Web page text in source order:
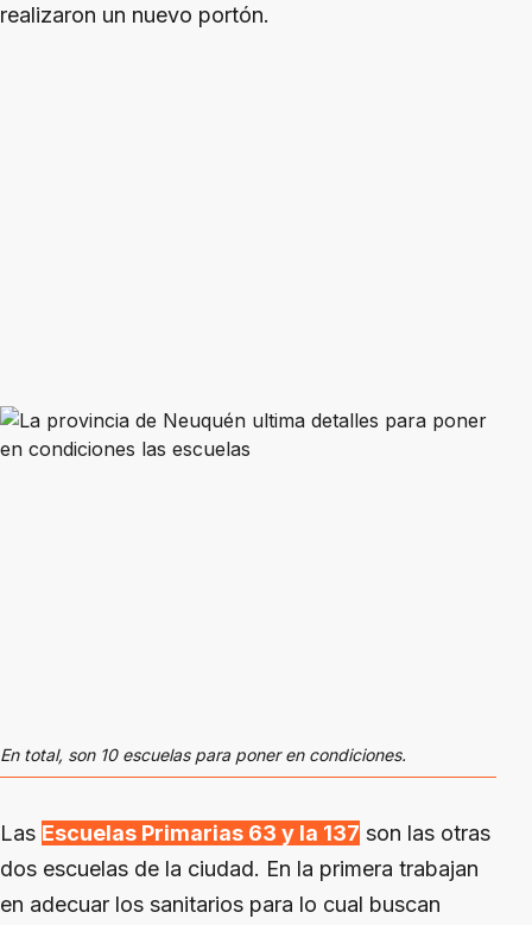
realizaron un nuevo portón.
En total, son 10 escuelas para poner en condiciones.
Las Escuelas Primarias 63 y la 137 son las otras
dos escuelas de la ciudad. En la primera trabajan
en adecuar los sanitarios para lo cual buscan